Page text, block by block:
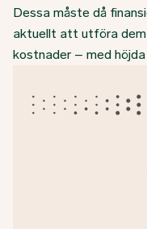
Dessa måste då
aktuellt att utföra dem
kostnader – med